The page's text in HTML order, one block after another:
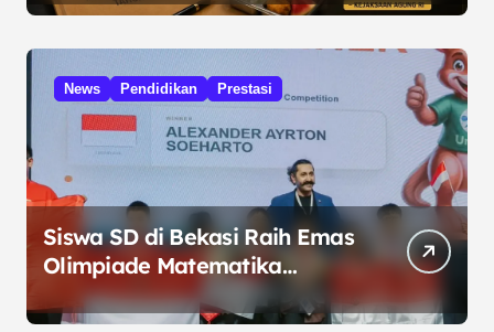
News Pendidikan Prestasi
Siswa SD di Bekasi Raih Emas
Olimpiade Matematika
Internasional di Malaysia